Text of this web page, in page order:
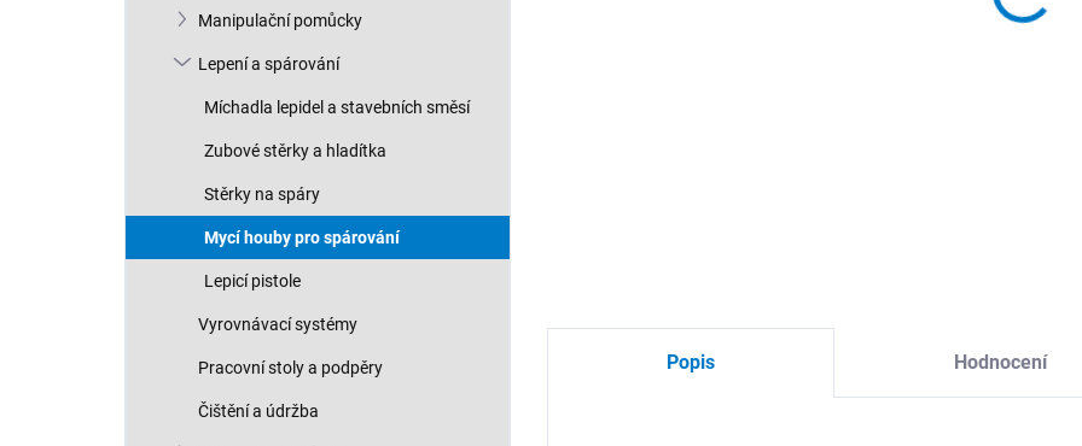
Manipulační pomůcky
Lepení a spárování
Míchadla lepidel a stavebních směsí
Zubové stěrky a hladítka
Stěrky na spáry
Mycí houby pro spárování
Lepicí pistole
Vyrovnávací systémy
Pracovní stoly a podpěry
Čištění a údržba
Popis Hodnocení